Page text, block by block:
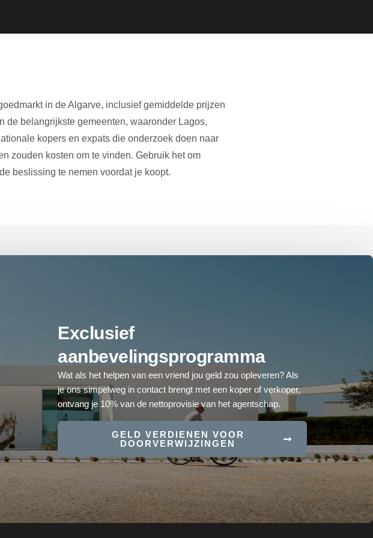
in de Algarve, inclusief gemiddelde prijzen
de belangrijkste gemeenten, waaronder Lagos,
kopers en expats die onderzoek doen naar
zouden kosten om te vinden. Gebruik het om
beslissing te nemen voordat je koopt.
Exclusief
aanbevelingsprogramma
Wat als het helpen van een vriend jou geld zou opleveren? Als
je ons simpelweg in contact brengt met een koper of verkoper,
ontvang je 10% van de nettoprovisie van het agentschap.
GELD VERDIENEN VOOR
DOORVERWIJZINGEN